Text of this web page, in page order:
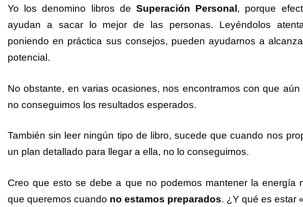
Yo los denomino libros deSuperación Personal , porque
ayudan a sacar lo mejor de las personas. Leyéndolos
poniendo en práctica sus consejos, pueden ayudarnos a
potencial.
No obstante, en varias ocasiones, nos encontramos con que
no conseguimos los resultados esperados.
También sin leer ningún tipo de libro, sucede que cuando nos
un plan detallado para llegar a ella, no lo conseguimos.
Creo que esto se debe a que no podemos mantener la energía
que queremos cuando no estamos preparados. ¿Y qué es estar